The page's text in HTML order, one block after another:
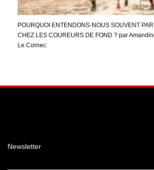
POURQUOI ENTENDONS-NOUS SOUVENT
CHEZ LES COUREURS DE FOND ? par
Le Cornec
Newsletter